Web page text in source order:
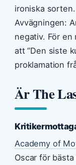
ironiska sorten.
Avvägningen:
negativ. För
att ”Den siste
proklamation
Är The
Academy of
Oscar för